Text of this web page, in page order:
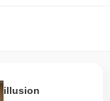
illusion